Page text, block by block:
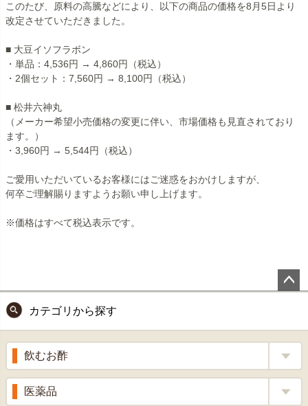
このたび、原料の高騰などにより、以下の商品の価格を8月5日より
改定させていただきました。
■ 大豆イソフラボン
・単品：4,536円 → 4,860円（税込）
・2個セット：7,560円 → 8,100円（税込）
■ 松井六神丸
（メーカー希望小売価格の変更に伴い、市場価格も見直されており
ます。）
・3,960円 → 5,544円（税込）
ご愛用いただいているお客様にはご迷惑をおかけしますが、
何卒ご理解賜りますようお願い申し上げます。
※価格はすべて税込表示です。
ップ
へ
カテゴリから探す
飲むお酢
補酵素のちから
医薬品